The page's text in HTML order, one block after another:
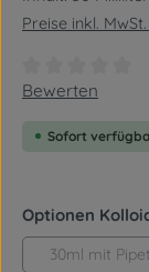
Preise inkl.
Bewerten
Sofort
Optionen
30ml mit